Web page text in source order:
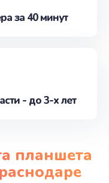
за 40 минут
- до 3-х лет
планшета